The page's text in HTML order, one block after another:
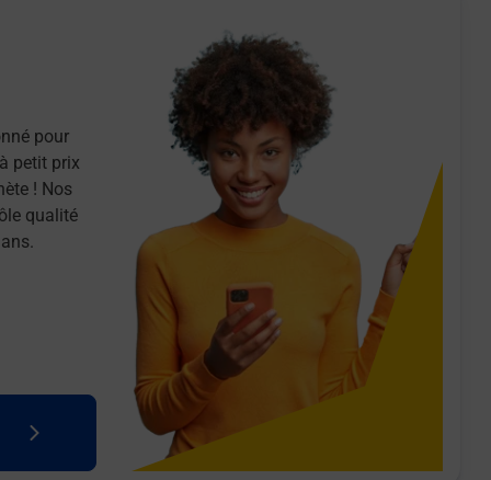
pour
petit prix
! Nos
qualité